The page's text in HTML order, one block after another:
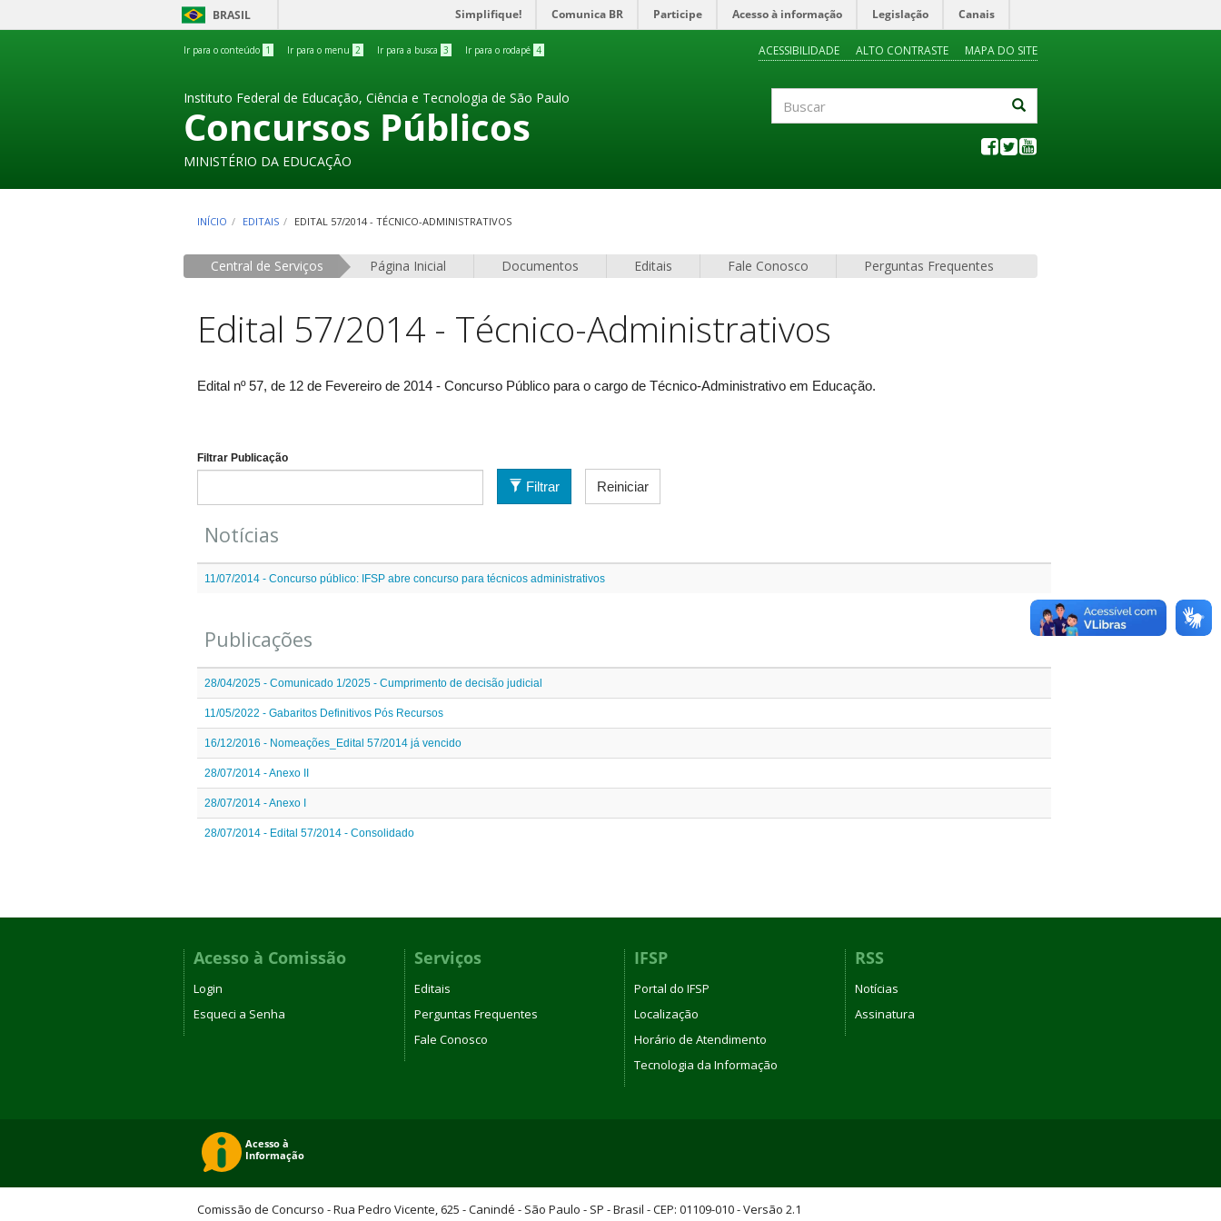
BRASIL Simplifique! Comunica BR Participe Acesso à informação Legislação Canais
Ir para o conteúdo 1 Ir para o menu 2 Ir para a busca 3 Ir para o rodapé 4 ACESSIBILIDADE ALTO CONTRASTE MAPA DO SITE
Instituto Federal de Educação, Ciência e Tecnologia de São Paulo
Concursos Públicos
MINISTÉRIO DA EDUCAÇÃO
INÍCIO EDITAIS EDITAL 57/2014 - TÉCNICO-ADMINISTRATIVOS
Central de Serviços Página Inicial Documentos Editais Fale Conosco Perguntas Frequentes
Edital 57/2014 - Técnico-Administrativos
Edital nº 57, de 12 de Fevereiro de 2014 - Concurso Público para o cargo de Técnico-Administrativo em Educação.
Filtrar Publicação
Filtrar Reiniciar
Notícias
11/07/2014 - Concurso público: IFSP abre concurso para técnicos administrativos
Publicações
28/04/2025 - Comunicado 1/2025 - Cumprimento de decisão judicial
11/05/2022 - Gabaritos Definitivos Pós Recursos
16/12/2016 - Nomeações_Edital 57/2014 já vencido
28/07/2014 - Anexo II
28/07/2014 - Anexo I
28/07/2014 - Edital 57/2014 - Consolidado
Acesso à Comissão
Login
Esqueci a Senha
Serviços
Editais
Perguntas Frequentes
Fale Conosco
IFSP
Portal do IFSP
Localização
Horário de Atendimento
Tecnologia da Informação
RSS
Notícias
Assinatura
Comissão de Concurso - Rua Pedro Vicente, 625 - Canindé - São Paulo - SP - Brasil - CEP: 01109-010 - Versão 2.1